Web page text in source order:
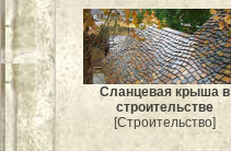
Сланцевая крыша в
строительстве
[Строительство]